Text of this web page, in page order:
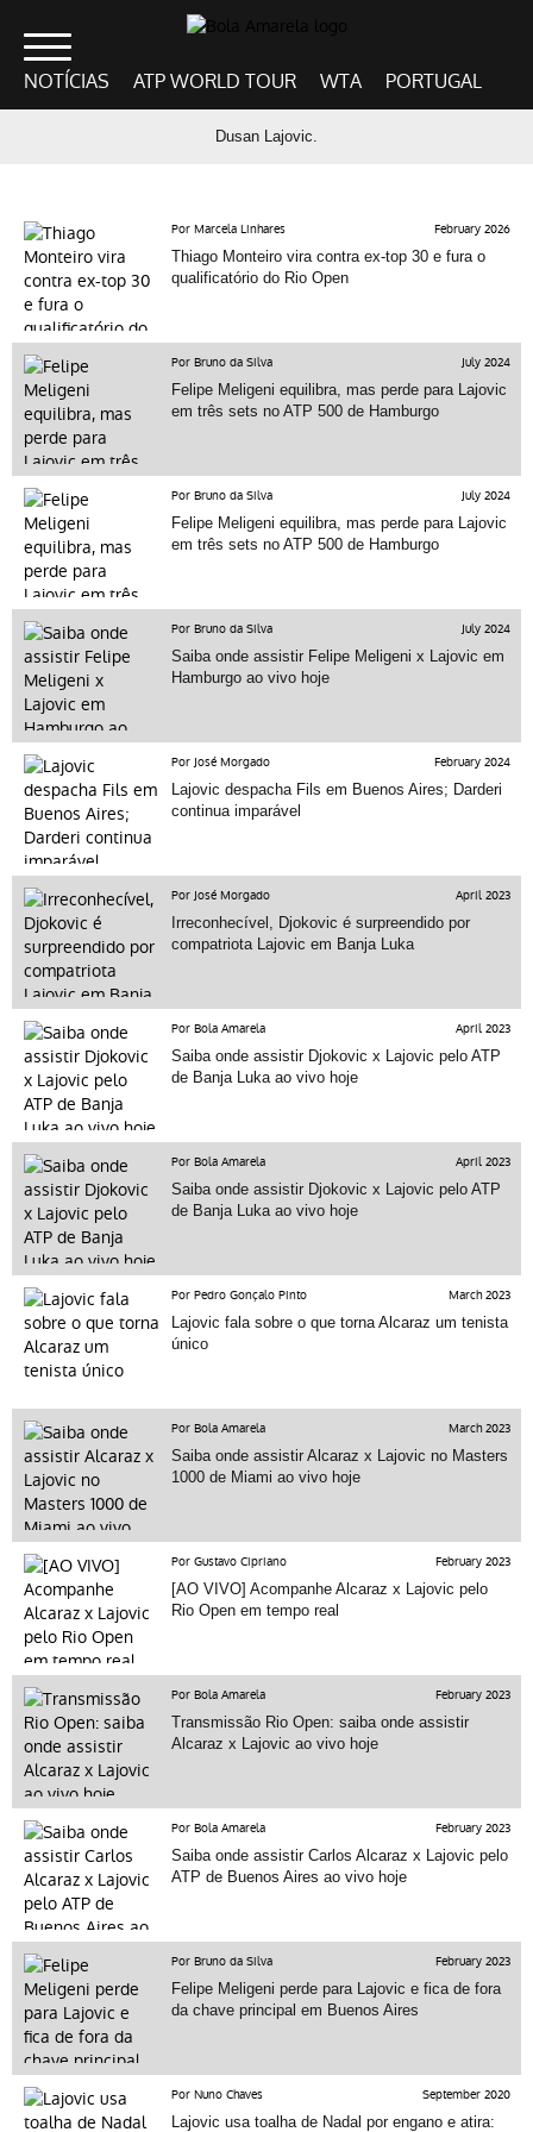
NOTÍCIAS ATP WORLD TOUR WTA PORTUGAL
Dusan Lajovic.
Por Marcela Linhares February 2026
Thiago Monteiro vira contra ex-top 30 e fura o
qualificatório do Rio Open
Por Bruno da Silva July 2024
Felipe Meligeni equilibra, mas perde para Lajovic
em três sets no ATP 500 de Hamburgo
Por Bruno da Silva July 2024
Felipe Meligeni equilibra, mas perde para Lajovic
em três sets no ATP 500 de Hamburgo
Por Bruno da Silva July 2024
Saiba onde assistir Felipe Meligeni x Lajovic em
Hamburgo ao vivo hoje
Por José Morgado February 2024
Lajovic despacha Fils em Buenos Aires; Darderi
continua imparável
Por José Morgado April 2023
Irreconhecível, Djokovic é surpreendido por
compatriota Lajovic em Banja Luka
Por Bola Amarela April 2023
Saiba onde assistir Djokovic x Lajovic pelo ATP
de Banja Luka ao vivo hoje
Por Bola Amarela April 2023
Saiba onde assistir Djokovic x Lajovic pelo ATP
de Banja Luka ao vivo hoje
Por Pedro Gonçalo Pinto March 2023
Lajovic fala sobre o que torna Alcaraz um tenista
único
Por Bola Amarela March 2023
Saiba onde assistir Alcaraz x Lajovic no Masters
1000 de Miami ao vivo hoje
Por Gustavo Cipriano February 2023
[AO VIVO] Acompanhe Alcaraz x Lajovic pelo
Rio Open em tempo real
Por Bola Amarela February 2023
Transmissão Rio Open: saiba onde assistir
Alcaraz x Lajovic ao vivo hoje
Por Bola Amarela February 2023
Saiba onde assistir Carlos Alcaraz x Lajovic pelo
ATP de Buenos Aires ao vivo hoje
Por Bruno da Silva February 2023
Felipe Meligeni perde para Lajovic e fica de fora
da chave principal em Buenos Aires
Por Nuno Chaves September 2020
Lajovic usa toalha de Nadal por engano e atira: